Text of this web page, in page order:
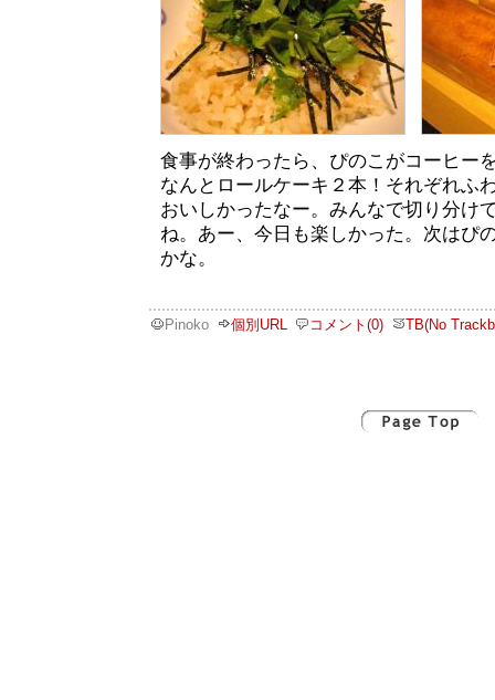
食事が終わったら、ぴのこがコーヒー
なんとロールケーキ２本！それぞれふ
おいしかったなー。みんなで切り分け
ね。あー、今日も楽しかった。次はぴ
かな。
Pinoko 個別URL コメント(0) TB(No